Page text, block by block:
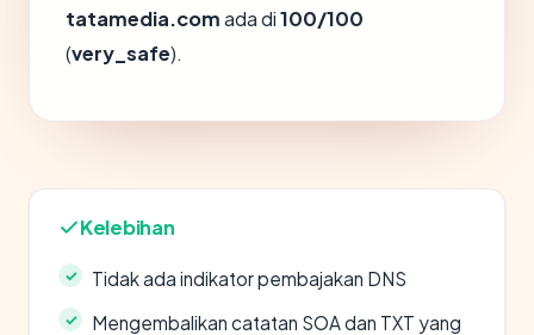
tatamedia.comada di100/100
(very_safe).
Kelebihan
Tidak ada indikator pembajakan DNS
Mengembalikan catatan SOA dan TXT yang